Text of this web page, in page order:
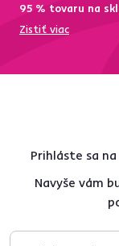
95 % tovaru na
Zistiť viac
Prihláste sa
Navyše vám